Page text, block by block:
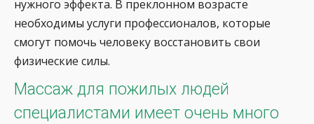
нужного эффекта. В преклонном возрасте
необходимы услуги профессионалов, которые
смогут помочь человеку восстановить свои
физические силы.
Массаж для пожилых людей
специалистами имеет очень много